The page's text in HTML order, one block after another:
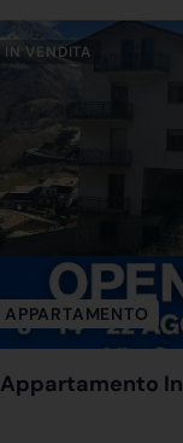
IN VENDITA
APPARTAMENTO
Appartamento